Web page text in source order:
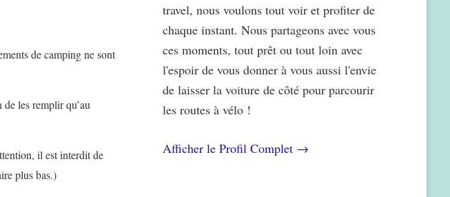
de camping ne sont
de les remplir qu’au
il est interdit de
plus bas.)
travel, nous voulons tout voir et profiter de
chaque instant. Nous partageons avec vous
ces moments, tout prêt ou tout loin avec
l'espoir de vous donner à vous aussi l'envie
de laisser la voiture de côté pour parcourir
les routes à vélo !
Afficher le Profil Complet →